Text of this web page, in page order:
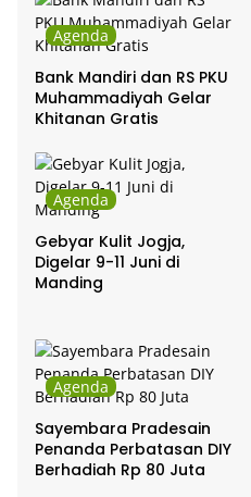
Agenda
Bank Mandiri dan RS PKU
Muhammadiyah Gelar
Khitanan Gratis
Agenda
Gebyar Kulit Jogja,
Digelar 9-11 Juni di
Manding
Agenda
Sayembara Pradesain
Penanda Perbatasan DIY
Berhadiah Rp 80 Juta